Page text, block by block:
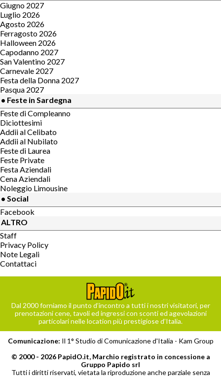
Giugno 2027
Luglio 2026
Agosto 2026
Ferragosto 2026
Halloween 2026
Capodanno 2027
San Valentino 2027
Carnevale 2027
Festa della Donna 2027
Pasqua 2027
• Feste in Sardegna
Feste di Compleanno
Diciottesimi
Addii al Celibato
Addii al Nubilato
Feste di Laurea
Feste Private
Festa Aziendali
Cena Aziendali
Noleggio Limousine
• Social
Facebook
ALTRO
Staff
Privacy Policy
Note Legali
Contattaci
Dal 2000 forniamo il punto d’incontro a tutti i nostri visitatori, per
prenotazioni cene, tavoli ed ingressi con sconti ed agevolazioni
particolari nelle location più prestigiose d’Italia.
Comunicazione: Il 1° Studio di Comunicazione d'Italia - Kam Group
© 2000 - 2026 PapidO.it, Marchio registrato in concessione a
Gruppo Papido srl
Tutti i diritti riservati, vietata la riproduzione anche parziale senza